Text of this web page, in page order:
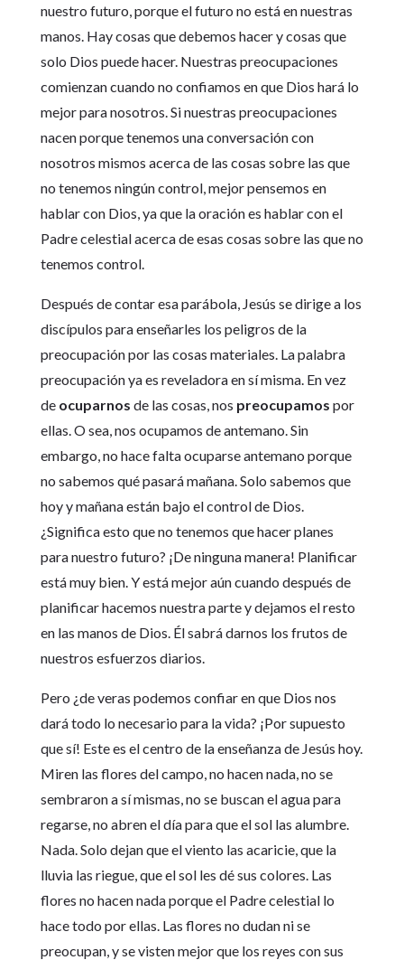
nuestro futuro, porque el futuro no está en nuestras
manos. Hay cosas que debemos hacer y cosas que
solo Dios puede hacer. Nuestras preocupaciones
comienzan cuando no confiamos en que Dios hará lo
mejor para nosotros. Si nuestras preocupaciones
nacen porque tenemos una conversación con
nosotros mismos acerca de las cosas sobre las que
no tenemos ningún control, mejor pensemos en
hablar con Dios, ya que la oración es hablar con el
Padre celestial acerca de esas cosas sobre las que no
tenemos control.
Después de contar esa parábola, Jesús se dirige a los
discípulos para enseñarles los peligros de la
preocupación por las cosas materiales. La palabra
preocupación ya es reveladora en sí misma. En vez
de ocuparnos de las cosas, nos preocupamos por
ellas. O sea, nos ocupamos de antemano. Sin
embargo, no hace falta ocuparse antemano porque
no sabemos qué pasará mañana. Solo sabemos que
hoy y mañana están bajo el control de Dios.
¿Significa esto que no tenemos que hacer planes
para nuestro futuro? ¡De ninguna manera! Planificar
está muy bien. Y está mejor aún cuando después de
planificar hacemos nuestra parte y dejamos el resto
en las manos de Dios. Él sabrá darnos los frutos de
nuestros esfuerzos diarios.
Pero ¿de veras podemos confiar en que Dios nos
dará todo lo necesario para la vida? ¡Por supuesto
que sí! Este es el centro de la enseñanza de Jesús hoy.
Miren las flores del campo, no hacen nada, no se
sembraron a sí mismas, no se buscan el agua para
regarse, no abren el día para que el sol las alumbre.
Nada. Solo dejan que el viento las acaricie, que la
lluvia las riegue, que el sol les dé sus colores. Las
flores no hacen nada porque el Padre celestial lo
hace todo por ellas. Las flores no dudan ni se
preocupan, y se visten mejor que los reyes con sus